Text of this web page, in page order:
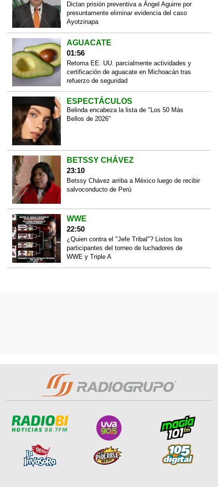
Dictan prisión preventiva a Ángel Aguirre por
presuntamente eliminar evidencia del caso
Ayotzinapa
AGUACATE
01:56
Retoma EE. UU. parcialmente actividades y
certificación de aguacate en Michoacán tras
refuerzo de seguridad
ESPECTÁCULOS
Belinda encabeza la lista de "Los 50 Más
Bellos de 2026"
BETSSY CHÁVEZ
23:10
Betssy Chávez arriba a México luego de recibir
salvoconducto de Perú
WWE
22:50
¿Quien contra el "Jefe Tribal"? Listos los
participantes del torneo de luchadores de
WWE y Triple A